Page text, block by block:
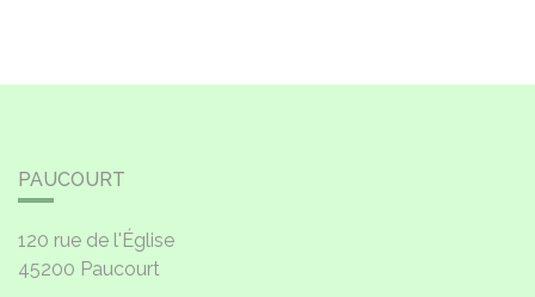
PAUCOURT
120 rue de l'Église
45200 Paucourt